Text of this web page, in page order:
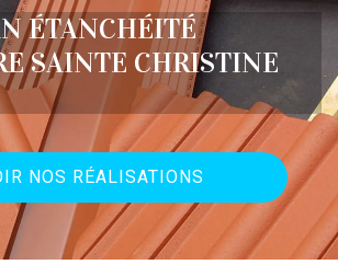
ÉTANCHÉITÉ
SAINTE CHRISTINE
NOS RÉALISATIONS